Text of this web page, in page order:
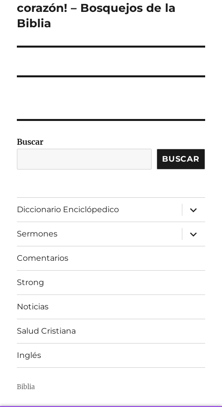
corazón! – Bosquejos de la
Biblia
Buscar
BUSCAR
Diccionario Enciclópedico
expandir
el
menú
inferior
Sermones
expandir
el
menú
Comentarios
Strong
Noticias
Salud Cristiana
Inglés
Biblia